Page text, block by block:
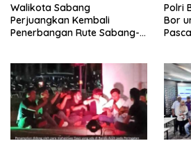
Walikota Sabang
Perjuangkan Kembali
Penerbangan Rute Sabang-
Polri
Bor